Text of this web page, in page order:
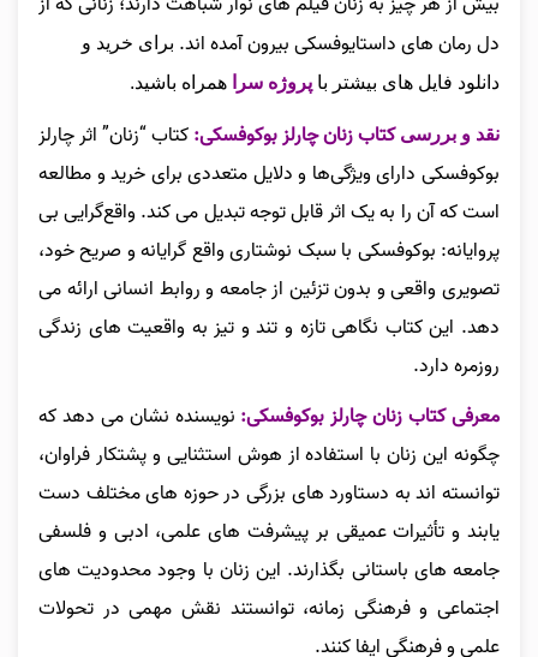
دل رمان‌ های داستایوفسکی بیرون آمده‌ اند. برای خرید و
دانلود فایل های بیشتر با پروژه سرا همراه باشید.
نقد و بررسی کتاب زنان چارلز بوکوفسکی:کتاب “زنان” اثر چارلز
بوکوفسکی دارای ویژگی‌ها و دلایل متعددی برای خرید و مطالعه
است که آن را به یک اثر قابل توجه تبدیل می‌ کند. واقع‌گرایی بی‌
پروایانه: بوکوفسکی با سبک نوشتاری واقع‌ گرایانه و صریح خود،
تصویری واقعی و بدون تزئین از جامعه و روابط انسانی ارائه می‌
دهد. این کتاب نگاهی تازه و تند و تیز به واقعیت‌ های زندگی
روزمره دارد.
معرفی کتاب زنان چارلز بوکوفسکی: نویسنده نشان می‌ دهد که
چگونه این زنان با استفاده از هوش استثنایی و پشتکار فراوان،
توانسته‌ اند به دستاورد های بزرگی در حوزه‌ های مختلف دست
یابند و تأثیرات عمیقی بر پیشرفت‌ های علمی، ادبی و فلسفی
جامعه‌ های باستانی بگذارند. این زنان با وجود محدودیت‌ های
اجتماعی و فرهنگی زمانه، توانستند نقش مهمی در تحولات
علمی و فرهنگی ایفا کنند.